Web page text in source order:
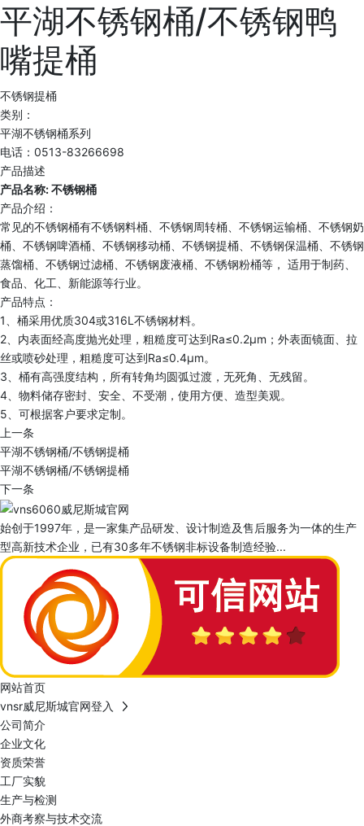
平湖不锈钢桶/不锈钢鸭
嘴提桶
不锈钢提桶
类别：
平湖不锈钢桶系列
电话：0513-83266698
产品描述
产品名称: 不锈钢桶
产品介绍：
常见的不锈钢桶有不锈钢料桶、不锈钢周转桶、不锈钢运输桶、不锈钢奶
桶、不锈钢啤酒桶、不锈钢移动桶、不锈钢提桶、不锈钢保温桶、不锈钢
蒸馏桶、不锈钢过滤桶、不锈钢废液桶、不锈钢粉桶等， 适用于制药、
食品、化工、新能源等行业。
产品特点：
1、桶采用优质304或316L不锈钢材料。
2、内表面经高度抛光处理，粗糙度可达到Ra≤0.2μm；外表面镜面、拉
丝或喷砂处理，粗糙度可达到Ra≤0.4μm。
3、桶有高强度结构，所有转角均圆弧过渡，无死角、无残留。
4、物料储存密封、安全、不受潮，使用方便、造型美观。
5、可根据客户要求定制。
上一条
平湖不锈钢桶/不锈钢提桶
平湖不锈钢桶/不锈钢提桶
下一条
始创于1997年，是一家集产品研发、设计制造及售后服务为一体的生产
型高新技术企业，已有30多年不锈钢非标设备制造经验...
网站首页
vnsr威尼斯城官网登入
公司简介
企业文化
资质荣誉
工厂实貌
生产与检测
外商考察与技术交流